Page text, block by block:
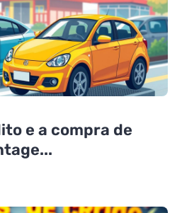
e a compra de